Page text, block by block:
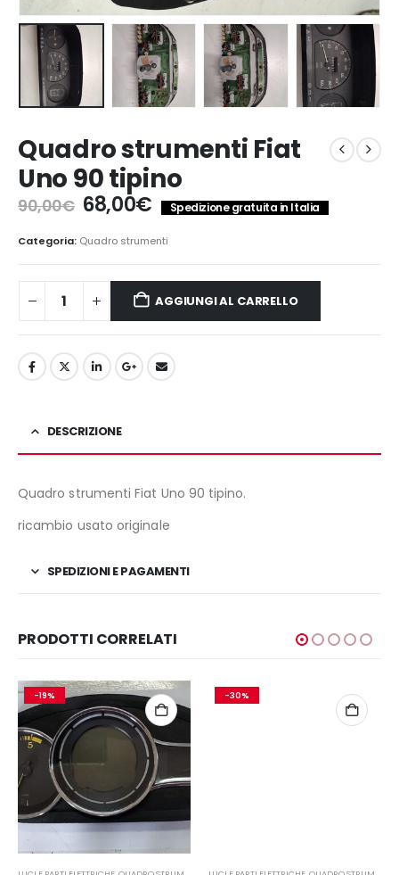
Quadro strumenti Fiat
Uno 90 tipino
90,00€ Il
prezzo
originale
era:
90,00€.
68,00€Il
prezzo
attuale
è:
68,00€.
Spedizione gratuita in Italia
Categoria: Quadro strumenti
AGGIUNGI AL CARRELLO
DESCRIZIONE
Quadro strumenti Fiat Uno 90 tipino.
ricambio usato originale
SPEDIZIONI E PAGAMENTI
PRODOTTI CORRELATI
-19% -30%